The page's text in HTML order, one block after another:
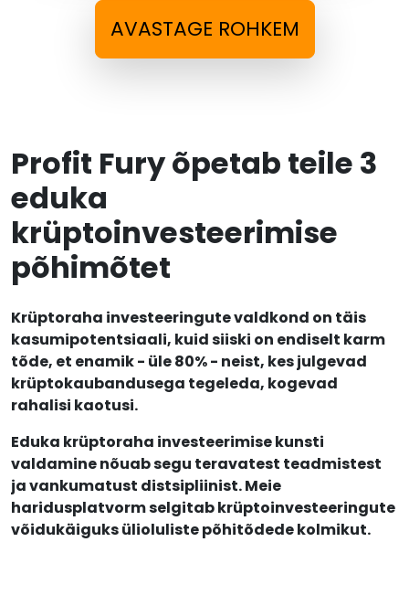
AVASTAGE ROHKEM
Profit Fury õpetab teile 3
eduka
krüptoinvesteerimise
põhimõtet
Krüptoraha investeeringute valdkond on täis
kasumipotentsiaali, kuid siiski on endiselt karm
tõde, et enamik - üle 80% - neist, kes julgevad
krüptokaubandusega tegeleda, kogevad
rahalisi kaotusi.
Eduka krüptoraha investeerimise kunsti
valdamine nõuab segu teravatest teadmistest
ja vankumatust distsipliinist. Meie
haridusplatvorm selgitab krüptoinvesteeringute
võidukäiguks ülioluliste põhitõdede kolmikut.